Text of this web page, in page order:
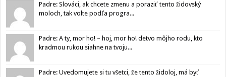
Padre: Slováci, ak chcete zmenu a poraziť tento židovský
moloch, tak volte podľa progra...
Padre: A ty, mor ho! – hoj, mor ho! detvo môjho rodu, kto
kradmou rukou siahne na tvoju...
Padre: Uvedomujete si tu všetci, že tento židoloj, má byť